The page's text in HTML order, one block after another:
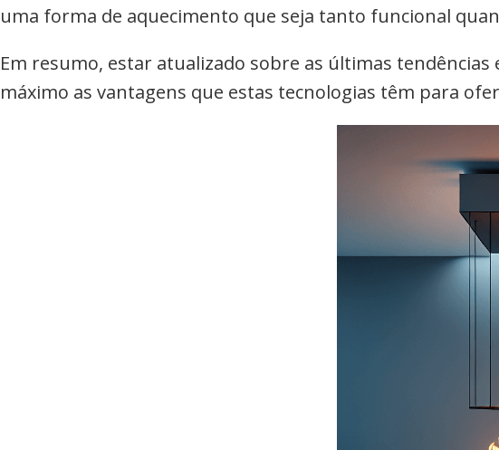
uma forma de aquecimento que seja tanto funcional
Em resumo, estar atualizado sobre as últimas
máximo as vantagens que estas tecnologias têm para